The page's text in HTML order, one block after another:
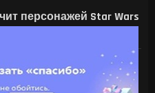
персонажей Star Wars
ИИ — энтузиаст
Tesla V100 в игровой